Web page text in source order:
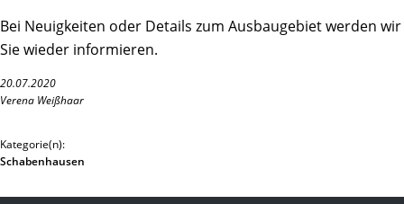
Bei Neuigkeiten oder Details zum Ausbaugebiet werden wir
Sie wieder informieren.
20.07.2020
Verena Weißhaar
Kategorie(n):
Schabenhausen